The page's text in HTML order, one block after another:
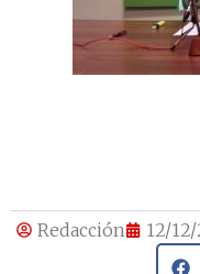
Redacción 12/